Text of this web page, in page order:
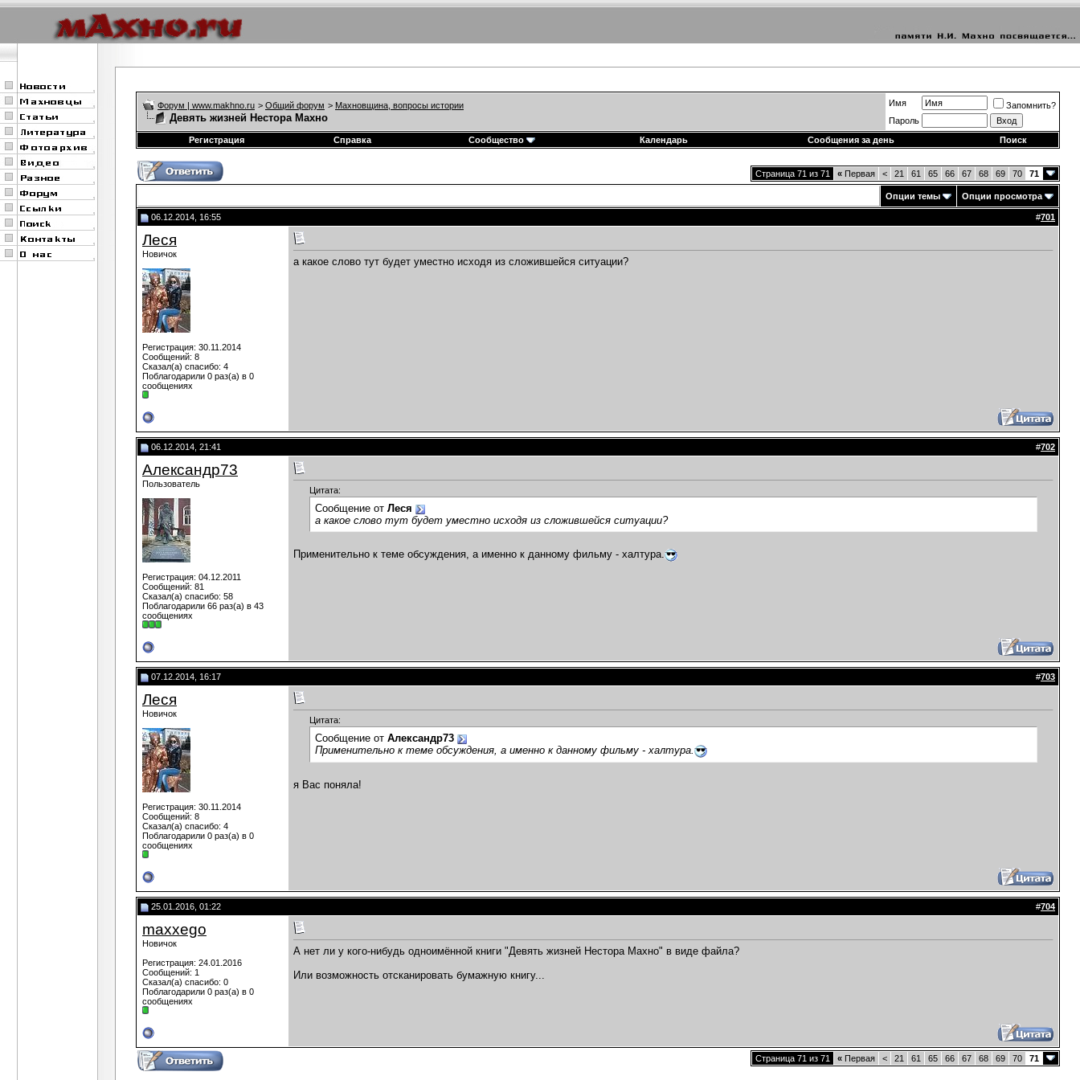
Форум | www.makhno.ru > Общий форум > Махновщина, вопросы истории
Девять жизней Нестора Махно
Имя
Запомнить?
Пароль
Регистрация
Справка Сообщество Календарь Сообщения за день Поиск
Страница 71 из 71 « Первая < 21 61 65 66 67 68 69 70 71
Опции темы Опции просмотра
06.12.2014, 16:55 #701
Леся
Новичок
Регистрация: 30.11.2014
Сообщений: 8
Сказал(а) спасибо: 4
Поблагодарили 0 раз(а) в 0
сообщениях
а какое слово тут будет уместно исходя из сложившейся ситуации?
06.12.2014, 21:41 #702
Александр73
Пользователь
Регистрация: 04.12.2011
Сообщений: 81
Сказал(а) спасибо: 58
Поблагодарили 66 раз(а) в 43
сообщениях
Цитата:
Сообщение от Леся
а какое слово тут будет уместно исходя из сложившейся ситуации?
Применительно к теме обсуждения, а именно к данному фильму - халтура.
07.12.2014, 16:17 #703
Леся
Новичок
Регистрация: 30.11.2014
Сообщений: 8
Сказал(а) спасибо: 4
Поблагодарили 0 раз(а) в 0
сообщениях
Цитата:
Сообщение от Александр73
Применительно к теме обсуждения, а именно к данному фильму - халтура.
я Вас поняла!
25.01.2016, 01:22 #704
maxxego
Новичок
Регистрация: 24.01.2016
Сообщений: 1
Сказал(а) спасибо: 0
Поблагодарили 0 раз(а) в 0
сообщениях
А нет ли у кого-нибудь одноимённой книги "Девять жизней Нестора Махно" в виде файла?
Или возможность отсканировать бумажную книгу...
Страница 71 из 71 « Первая < 21 61 65 66 67 68 69 70 71